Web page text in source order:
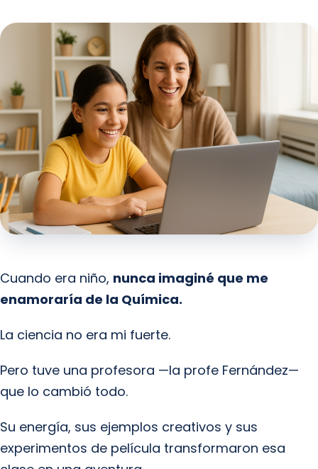
Cuando era niño, nunca imaginé que me
enamoraría de la Química.
La ciencia no era mi fuerte.
Pero tuve una profesora —la profe Fernández—
que lo cambió todo.
Su energía, sus ejemplos creativos y sus
experimentos de película transformaron esa